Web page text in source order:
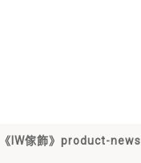
《IW傢飾》product-news